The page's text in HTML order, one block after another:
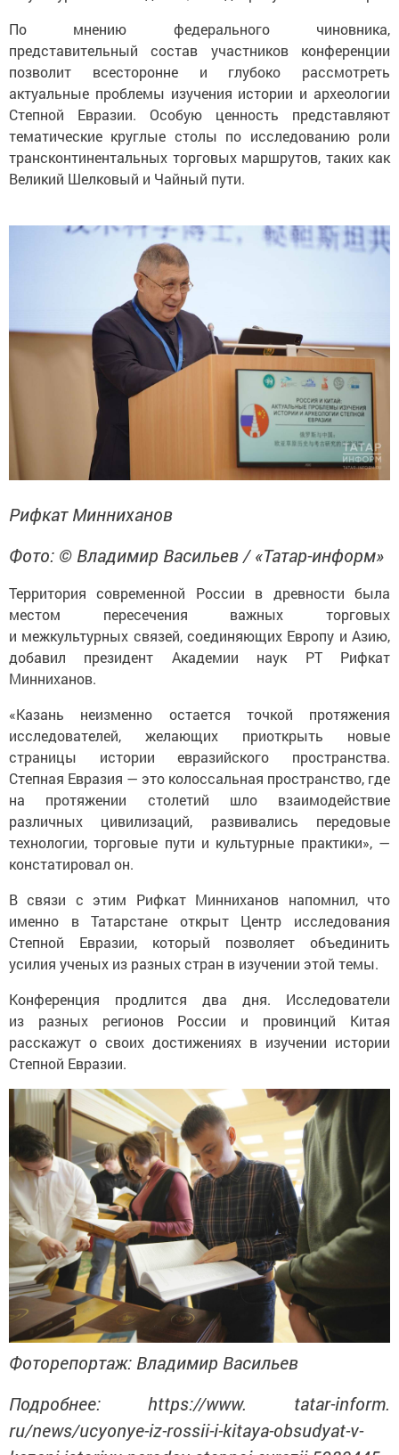
По мнению федерального чиновника,
представительный состав участников конференции
позволит всесторонне и глубоко рассмотреть
актуальные проблемы изучения истории и археологии
Степной Евразии. Особую ценность представляют
тематические круглые столы по исследованию роли
трансконтинентальных торговых маршрутов, таких как
Великий Шелковый и Чайный пути.
Рифкат Минниханов
Фото: © Владимир Васильев / «Татар-информ»
Территория современной России в древности была
местом пересечения важных торговых
и межкультурных связей, соединяющих Европу и Азию,
добавил президент Академии наук РТ Рифкат
Минниханов.
«Казань неизменно остается точкой протяжения
исследователей, желающих приоткрыть новые
страницы истории евразийского пространства.
Степная Евразия — это колоссальная пространство, где
на протяжении столетий шло взаимодействие
различных цивилизаций, развивались передовые
технологии, торговые пути и культурные практики», —
констатировал он.
В связи с этим Рифкат Минниханов напомнил, что
именно в Татарстане открыт Центр исследования
Степной Евразии, который позволяет объединить
усилия ученых из разных стран в изучении этой темы.
Конференция продлится два дня. Исследователи
из разных регионов России и провинций Китая
расскажут о своих достижениях в изучении истории
Степной Евразии.
Фоторепортаж: Владимир Васильев
Подробнее: https://www. tatar-inform.
ru/news/ucyonye-iz-rossii-i-kitaya-obsudyat-v-